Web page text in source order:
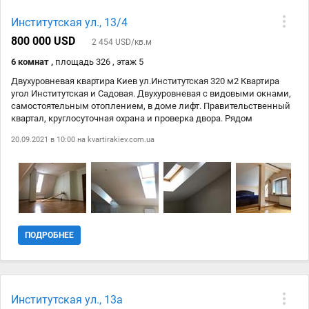
Институтская ул., 13/4
800 000 USD
2 454 USD/кв.м
6 комнат , площадь 326 , этаж 5
Двухуровневая квартира Киев ул.Институтская 320 м2 Квартира
угол Институтская и Садовая. Двухуровневая с видовыми окнами,
самостоятельным отоплением, в доме лифт. Правительственный
квартал, круглосуточная охрана и проверка двора. Рядом
Мариинский парк в двух минутах ходьбы. БЦ Парус, ТЦ Гулливер,
Бессарабский рынок, лучшие рестораны, магазины и др.
МетроКрещатик в пешей доступности.
20.09.2021 в 10:00 на kvartirakiev.com.ua
ПОДРОБНЕЕ
Институтская ул., 13а